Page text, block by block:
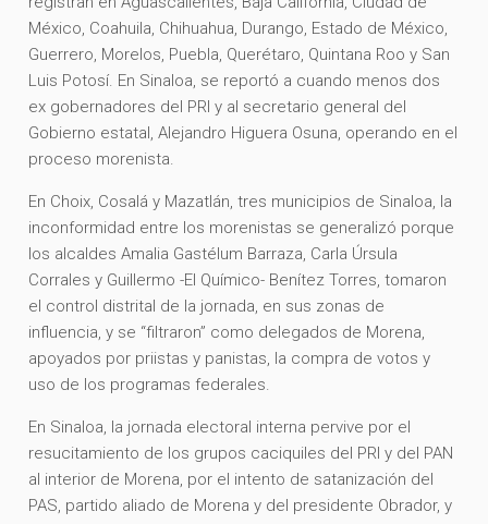
México, Coahuila, Chihuahua, Durango, Estado de México,
Guerrero, Morelos, Puebla, Querétaro, Quintana Roo y San
Luis Potosí. En Sinaloa, se reportó a cuando menos dos
ex gobernadores del PRI y al secretario general del
Gobierno estatal, Alejandro Higuera Osuna, operando en el
proceso morenista.
En Choix, Cosalá y Mazatlán, tres municipios de Sinaloa, la
inconformidad entre los morenistas se generalizó porque
los alcaldes Amalia Gastélum Barraza, Carla Úrsula
Corrales y Guillermo -El Químico- Benítez Torres, tomaron
el control distrital de la jornada, en sus zonas de
influencia, y se “filtraron” como delegados de Morena,
apoyados por priistas y panistas, la compra de votos y
uso de los programas federales.
En Sinaloa, la jornada electoral interna pervive por el
resucitamiento de los grupos caciquiles del PRI y del PAN
al interior de Morena, por el intento de satanización del
PAS, partido aliado de Morena y del presidente Obrador, y